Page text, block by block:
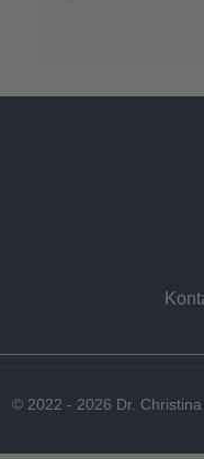
© 2022 - 2026 Dr.